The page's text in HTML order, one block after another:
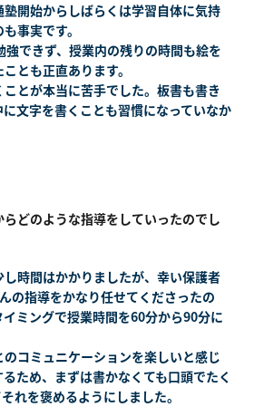
開始からしばらくは学習自体に気持
事実です。
できず、授業内の残りの時間も絵を
とも正直あります。
とが本当に苦手でした。板書も書き
文字を書くことも習慣になっていなか
どのような指導をしていったのでし
時間はかかりましたが、幸い保護者
の指導をかなり任せてくださったの
ミングで授業時間を60分から90分に
コミュニケーションを楽しいと感じ
ため、まずは書かなくても口頭でたく
れを褒めるようにしました。